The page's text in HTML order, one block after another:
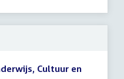
Cultuur en